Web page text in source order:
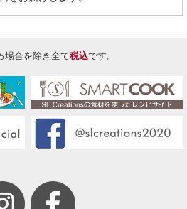
場合を除き全て税込です。